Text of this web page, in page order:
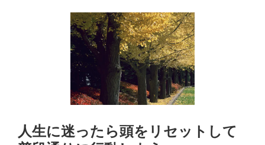
人生に迷ったら頭をリセットして